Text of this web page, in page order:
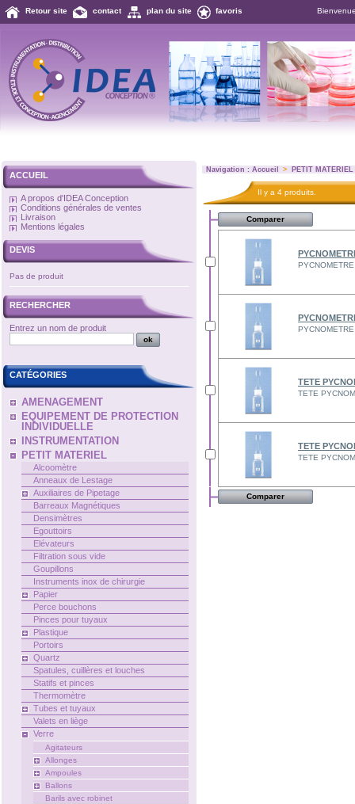
Retour site contact plan du site favoris
ACCUEIL
A propos d'IDEA Conception
Conditions générales de ventes
Livraison
Mentions légales
DEVIS
Pas de produit
RECHERCHER
Entrez un nom de produit
CATÉGORIES
AMENAGEMENT
EQUIPEMENT DE PROTECTION
INDIVIDUELLE
INSTRUMENTATION
PETIT MATERIEL
Alcoomètre
Anneaux de Lestage
Auxiliaires de Pipetage
Barreaux Magnétiques
Densimètres
Egouttoirs
Elévateurs
Filtration sous vide
Goupillons
Instruments inox de chirurgie
Papier
Perce bouchons
Pinces pour tuyaux
Plastique
Portoirs
Quartz
Spatules, cuillères et louches
Statifs et pinces
Thermomètre
Tubes et tuyaux
Valets en liège
Verre
Agitateurs
Allonges
Ampoules
Ballons
Barils avec robinet
Navigation : Accueil > PETIT MATERIEL
Il y a 4 produits.
TETE
TETE
TETE
TETE